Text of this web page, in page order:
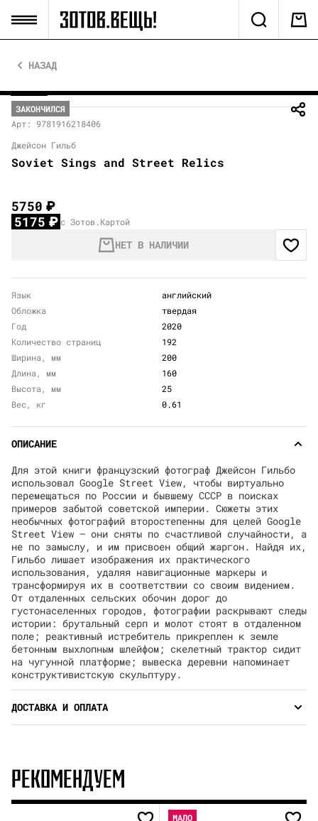
НАЗАД
ЗАКОНЧИЛСЯ
Арт: 9781916218406
Джейсон Гильб
Soviet Sings and Street Relics
5750₽
5175₽ с Зотов.Картой
НЕТ В НАЛИЧИИ
Язык
английский
Обложка
твердая
Год
2020
Количество страниц
192
Ширина, мм
200
Длина, мм
160
Высота, мм
25
Вес, кг
0.61
ОПИСАНИЕ
Для этой книги французский фотограф Джейсон Гильбо
использовал Google Street View, чтобы виртуально
перемещаться по России и бывшему СССР в поисках
примеров забытой советской империи. Сюжеты этих
необычных фотографий второстепенны для целей Google
Street View — они сняты по счастливой случайности, а
не по замыслу, и им присвоен общий жаргон. Найдя их,
Гильбо лишает изображения их практического
использования, удаляя навигационные маркеры и
трансформируя их в соответствии со своим видением.
От отдаленных сельских обочин дорог до
густонаселенных городов, фотографии раскрывают следы
истории: брутальный серп и молот стоят в отдаленном
поле; реактивный истребитель прикреплен к земле
бетонным выхлопным шлейфом; скелетный трактор сидит
на чугунной платформе; вывеска деревни напоминает
конструктивистскую скульптуру.
ДОСТАВКА И ОПЛАТА
РЕКОМЕНДУЕМ
МАЛО